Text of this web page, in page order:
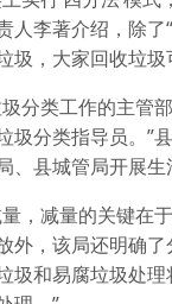
人李著介绍，除
圾，大家回收垃圾
类工作的主管部
圾分类指导员。”
、县城管局开展生
减量的关键在于
外，该局还明确
圾和易腐垃圾处